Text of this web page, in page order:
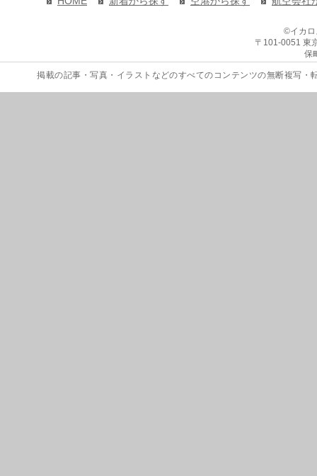
©イカ
〒101-0051 東
保
掲載の記事・写真・イラストなどのすべてのコンテンツの無断複